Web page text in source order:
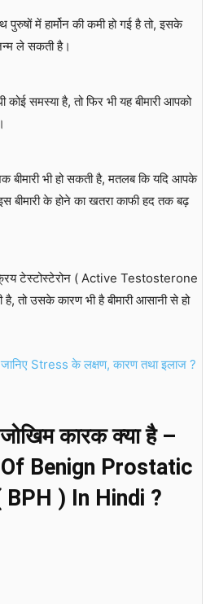
में हार्मोन की कमी हो गई है तो, इसके
ले सकती है।
समस्या है, तो फिर भी यह बीमारी आपको
बीमारी भी हो सकती है, मतलब कि यदि आपके
बीमारी के होने का खतरा काफी हद तक बढ़
टेस्टोस्टेरोन ( Active Testosterone
तो उसके कारण भी है बीमारी आसानी से हो
जानिए Stress के लक्षण, कारण तथा इलाज ?
कारक क्या है –
Benign Prostatic
) In Hindi ?